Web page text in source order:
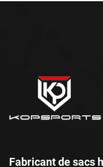
Fabricant de sacs